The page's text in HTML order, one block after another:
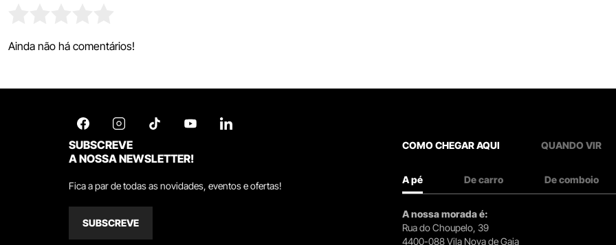
Ainda não há comentários!
SUBSCREVE
A NOSSA NEWSLETTER!
Fica a par de todas as novidades, eventos e ofertas!
SUBSCREVE
COMO CHEGAR AQUI QUANDO VIR
A pé De carro De comboio
A nossa morada é:
Rua do Choupelo, 39
4400-088 Vila Nova de Gaia